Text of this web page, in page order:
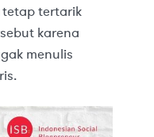
tetap tertarik
karena
menulis